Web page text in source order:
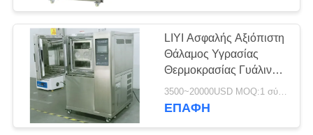
ΓΎΡΟΣ
ΕΡΓΟΣΤΑΣΊΩΝ
ΠΟΙΟΤΙΚΌΣ
ΈΛΕΓΧΟΣ
LIYI Ασφαλής Αξιόπιστη
Θάλαμος Υγρασίας
Θερμοκρασίας Γυάλινη
Πόρτα λειτουργίας
Εσωτερικά
3500~20000USD MOQ:1 σύνολο
ΕΠΑΦΉ